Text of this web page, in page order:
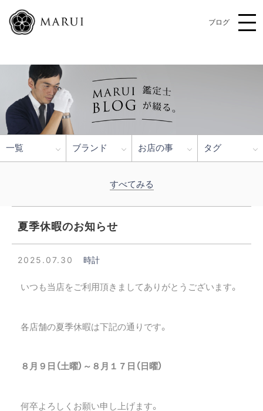
ブログ
一覧 ブランド お店の事 タグ
すべてみる
夏季休暇のお知らせ
2025.07.30 時計
いつも当店をご利用頂きましてありがとうございます。
各店舗の夏季休暇は下記の通りです。
８月９日（土曜）～８月１７日（日曜）
何卒よろしくお願い申し上げます。